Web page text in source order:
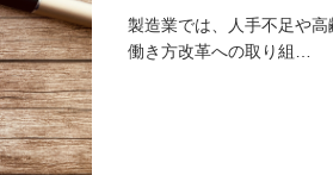
製造業では、人手不足や高
働き方改革への取り組…